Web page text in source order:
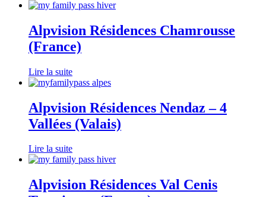
Alpvision Résidences Chamrousse
(France)
Lire la suite
Alpvision Résidences Nendaz – 4
Vallées (Valais)
Lire la suite
Alpvision Résidences Val Cenis